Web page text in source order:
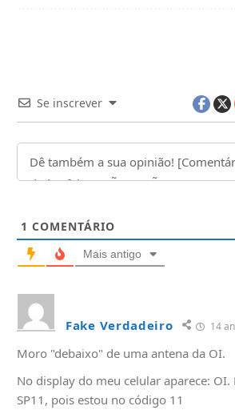
Se inscrever
1 COMENTÁRIO
Mais antigo
Fake Verdadeiro 14
Moro "debaixo" de uma antena da OI.
No display do meu celular aparece: OI.
SP11, pois estou no código 11